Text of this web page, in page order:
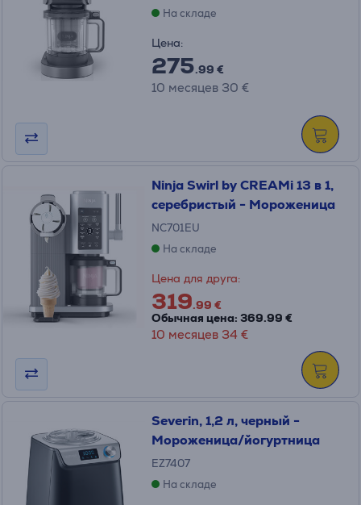
На складе
Цена:
275.99 €
10 месяцев 30 €
Ninja Swirl by CREAMi 13 в 1,
серебристый - Мороженица
NC701EU
На складе
Цена для друга:
319.99 €
Обычная цена: 369.99 €
10 месяцев 34 €
Severin, 1,2 л, черный -
Мороженица/йогуртница
EZ7407
На складе